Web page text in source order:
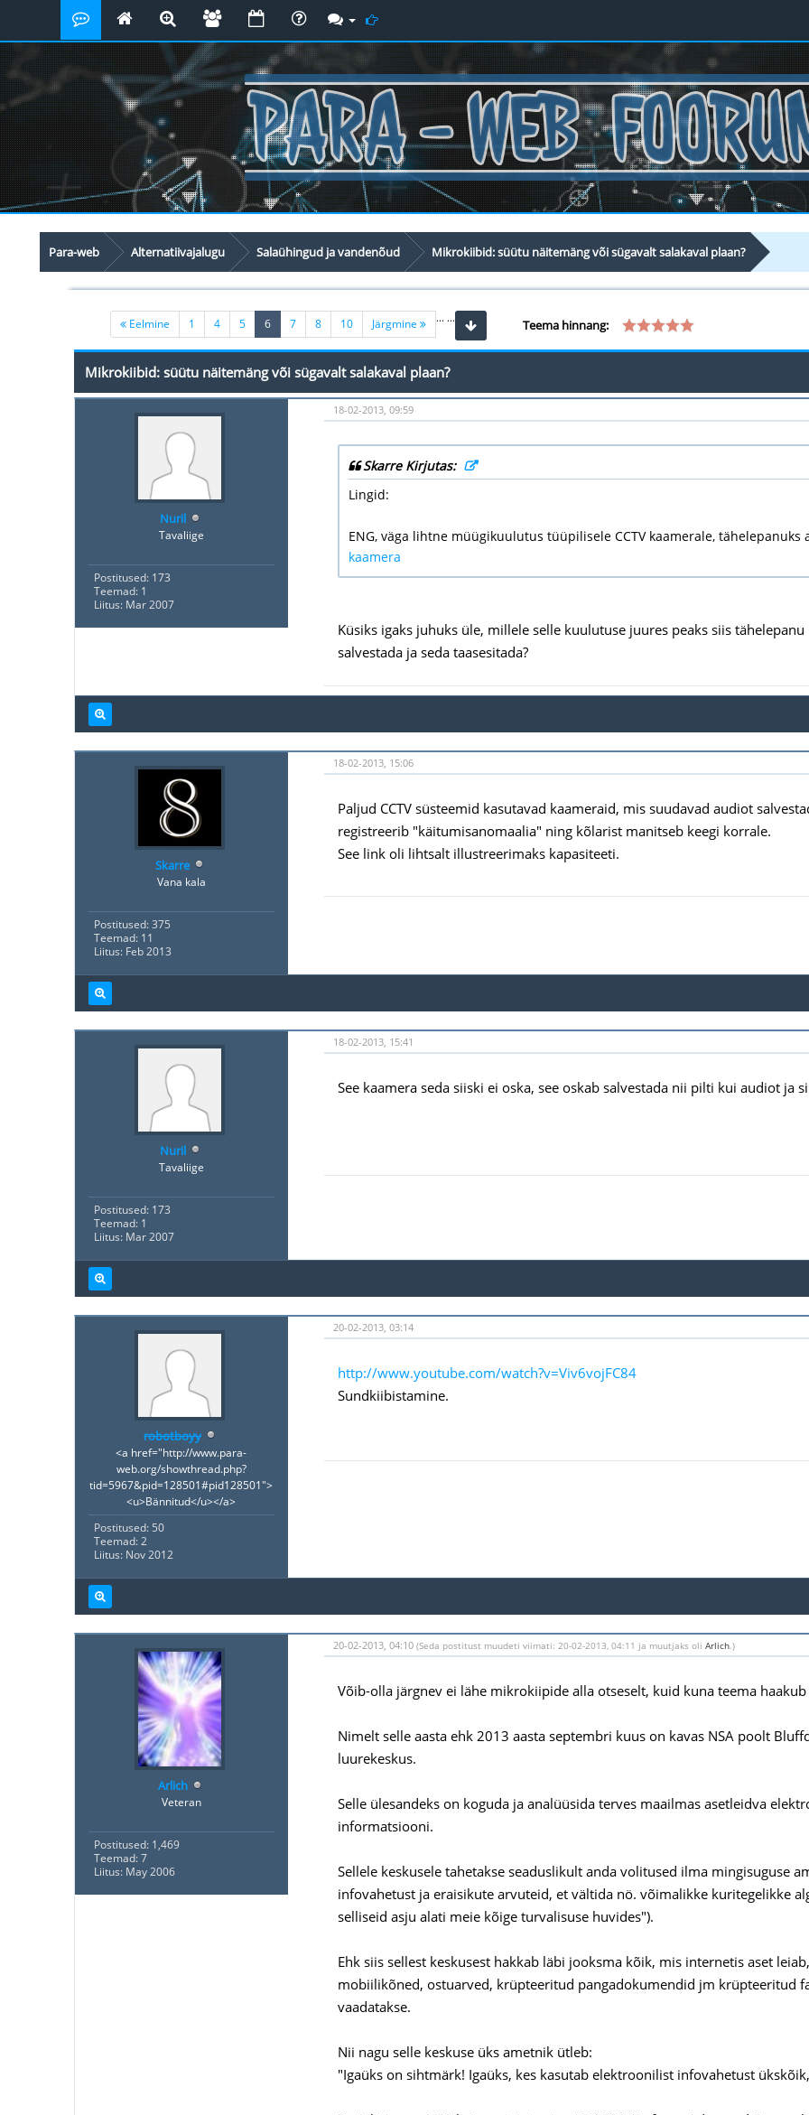
Para-web Alternatiivajalugu Salaühingud ja vandenõud Mikrokiibid: süütu näitemäng või sügavalt salakaval plaan?
Eelmine 1 ...
4 5 6(current)
7 8 ...
10 Järgmine Teema hinnang:
Mikrokiibid: süütu näitemäng või sügavalt salakaval plaan?
Nuril
Tavaliige
Postitused: 173
Teemad: 1
Liitus: Mar 2007
18-02-2013, 09:59
Skarre Kirjutas:
Lingid:
ENG, väga lihtne müügikuulutus tüüpilisele CCTV kaamerale,
kaamera
Küsiks igaks juhuks üle, millele selle kuulutuse juures peaks siis
salvestada ja seda taasesitada?
Skarre
Vana kala
Postitused: 375
Teemad: 11
Liitus: Feb 2013
18-02-2013, 15:06
Paljud CCTV süsteemid kasutavad kaameraid, mis suudavad audiot
registreerib "käitumisanomaalia" ning kõlarist manitseb keegi korrale.
See link oli lihtsalt illustreerimaks kapasiteeti.
Nuril
Tavaliige
Postitused: 173
Teemad: 1
Liitus: Mar 2007
18-02-2013, 15:41
See kaamera seda siiski ei oska, see oskab salvestada nii pilti kui audiot ja
robotboyy
<a href="http://www.para-
web.org/showthread.php?
tid=5967&pid=128501#pid128501">
<u>Bännitud</u></a>
Postitused: 50
Teemad: 2
Liitus: Nov 2012
20-02-2013, 03:14
http://www.youtube.com/watch?v=Viv6vojFC84
Sundkiibistamine.
Arlich
Veteran
Postitused: 1,469
Teemad: 7
Liitus: May 2006
20-02-2013, 04:10 (Seda postitust muudeti viimati: 20-02-2013, 04:11 ja muutjaks oli Arlich.)
Võib-olla järgnev ei lähe mikrokiipide alla otseselt, kuid kuna teema
Nimelt selle aasta ehk 2013 aasta septembri kuus on kavas NSA poolt
luurekeskus.
Selle ülesandeks on koguda ja analüüsida terves maailmas asetleidva
informatsiooni.
Sellele keskusele tahetakse seaduslikult anda volitused ilma mingisuguse
infovahetust ja eraisikute arvuteid, et vältida nö. võimalikke kuritegelikke
selliseid asju alati meie kõige turvalisuse huvides").
Ehk siis sellest keskusest hakkab läbi jooksma kõik, mis internetis aset
mobiilikõned, ostuarved, krüpteeritud pangadokumendid jm krüpteeritud
vaadatakse.
Nii nagu selle keskuse üks ametnik ütleb:
"Igaüks on sihtmärk! Igaüks, kes kasutab elektroonilist infovahetust